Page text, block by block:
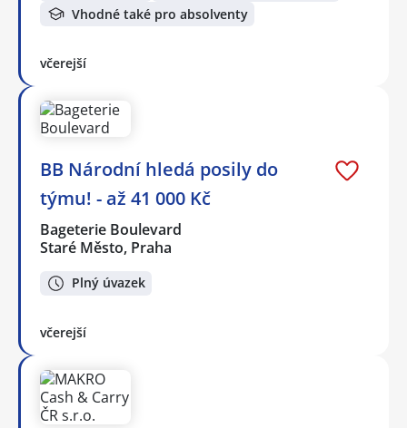
Vhodné také pro absolventy
včerejší
BB Národní hledá posily do
týmu! - až 41 000 Kč
Bageterie Boulevard
Staré Město, Praha
Plný úvazek
včerejší